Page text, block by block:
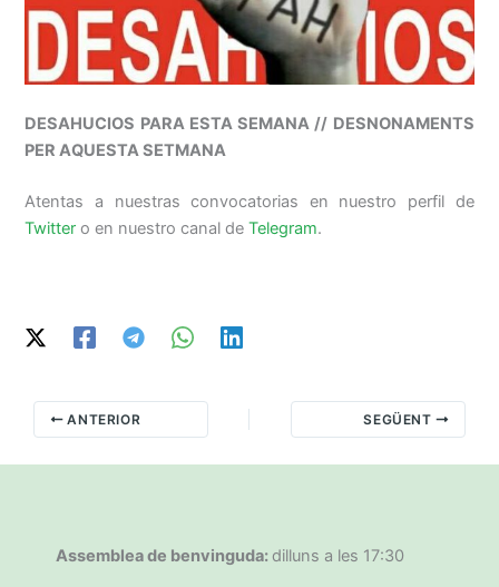
DESAHUCIOS PARA ESTA SEMANA // DESNONAMENTS
PER AQUESTA SETMANA
Atentas a nuestras convocatorias en nuestro perfil de
Twitter o en nuestro canal deTelegram.
ANTERIOR SEGÜENT
Assemblea de benvinguda: dilluns a les 17:30